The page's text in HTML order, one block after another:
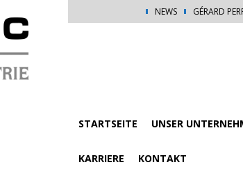
NEWS GÉRARD
STARTSEITE UNSER
KARRIERE KONTAKT